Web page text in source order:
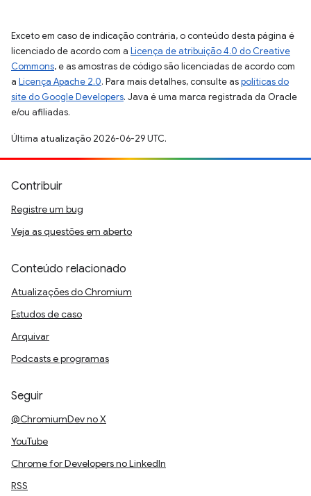
Exceto em caso de indicação contrária, o conteúdo desta página é
licenciado de acordo com a Licença de atribuição 4.0 do Creative
Commons, e as amostras de código são licenciadas de acordo com
a Licença Apache 2.0. Para mais detalhes, consulte aspolíticas do
site do Google Developers. Java é uma marca registrada da Oracle
e/ou afiliadas.
Última atualização 2026-06-29 UTC.
Contribuir
Registre um bug
Veja as questões em aberto
Conteúdo relacionado
Atualizações do Chromium
Estudos de caso
Arquivar
Podcasts e programas
Seguir
@ChromiumDev no X
YouTube
Chrome for Developers no LinkedIn
RSS